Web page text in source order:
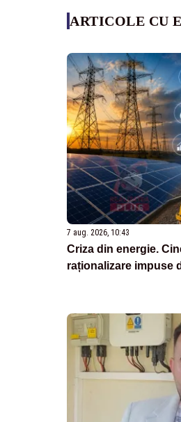
ARTICOLE CU
7 aug. 2026, 10:43
Criza din energie.
raționalizare impuse